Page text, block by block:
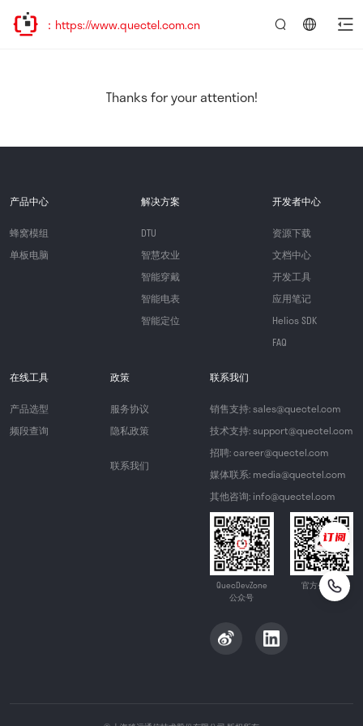
问新址：https://www.quectel.com.cn
Thanks for your attention!
产品中心
蜂窝模组
单板电脑
解决方案
DTU
智慧农业
智能穿戴
智能电表
智能定位
开发者中心
资源下载
文档中心
开发工具
应用笔记
Helios SDK
FAQ
在线工具
产品选型
频段查询
政策
服务协议
隐私政策
联系我们
联系我们
销售支持: sales@quectel.com
技术支持: support@quectel.com
招聘: career@quectel.com
媒体联系: media@quectel.com
其他咨询: info@quectel.com
QuecDevZone
公众号
官方公众号